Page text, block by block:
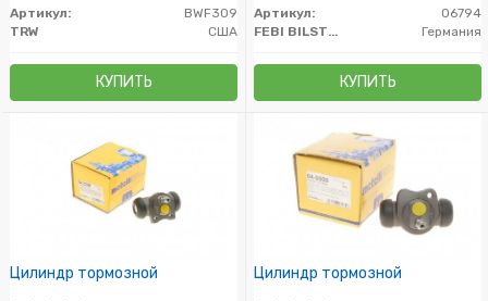
Артикул:
BWF309
TRW
США
КУПИТЬ
Артикул:
06794
FEBI BILSTEIN
Германия
КУПИТЬ
Цилиндр тормозной Цилиндр тормозной